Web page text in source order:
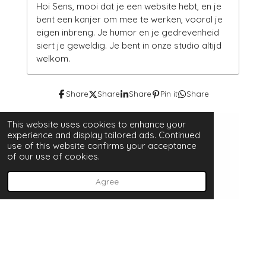
This website uses cookies to enhance your
experience and display tailored ads. Continued
use of this website confirms your acceptance
of our use of cookies.
Agree
Hoi Sens, mooi dat je een website hebt, en je
bent een kanjer om mee te werken, vooral je
eigen inbreng. Je humor en je gedrevenheid
siert je geweldig. Je bent in onze studio altijd
welkom.
Share Share Share Pin it Share